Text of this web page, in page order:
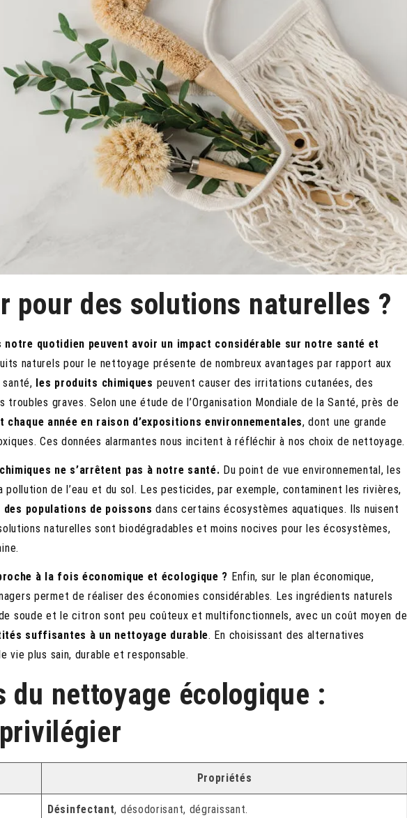
pour des solutions naturelles ?
notre quotidien peuvent avoir un impact considérable sur notre santé et
naturels pour le nettoyage présente de nombreux avantages par rapport aux
santé, les produits chimiques peuvent causer des irritations cutanées, des
graves. Selon une étude de l’Organisation Mondiale de la Santé, près de
année en raison d’expositions environnementales, dont une grande
Ces données alarmantes nous incitent à réfléchir à nos choix de nettoyage.
ne s’arrêtent pas à notre santé. Du point de vue environnemental, les
de l’eau et du sol. Les pesticides, par exemple, contaminent les rivières,
des populations de poissons dans certains écosystèmes aquatiques. Ils nuisent
naturelles sont biodégradables et moins nocives pour les écosystèmes,
à la fois économique et écologique ? Enfin, sur le plan économique,
permet de réaliser des économies considérables. Les ingrédients naturels
soude et le citron sont peu coûteux et multifonctionnels, avec un coût moyen de
suffisantes à un nettoyage durable. En choisissant des alternatives
vie plus sain, durable et responsable.
du nettoyage écologique :
Propriétés
Désinfectant, désodorisant, dégraissant.